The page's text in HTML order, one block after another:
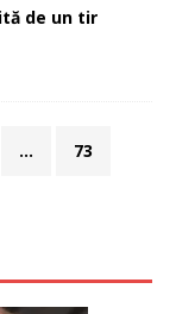
de un tir
… 73